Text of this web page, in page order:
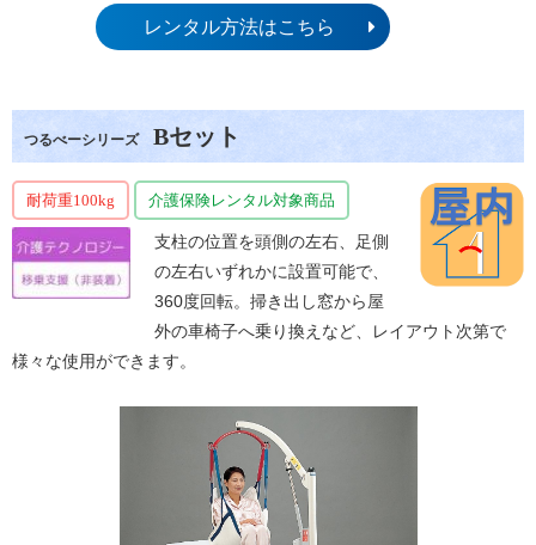
レンタル方法はこちら
つるべーシリーズ Bセット
耐荷重100kg 介護保険レンタル対象商品
支柱の位置を頭側の左右、足側
の左右いずれかに設置可能で、
360度回転。掃き出し窓から屋
外の車椅子へ乗り換えなど、レイアウト次第で
様々な使用ができます。